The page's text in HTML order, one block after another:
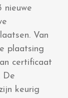
nieuwe
Van
plaatsing
certificaat
De
keurig